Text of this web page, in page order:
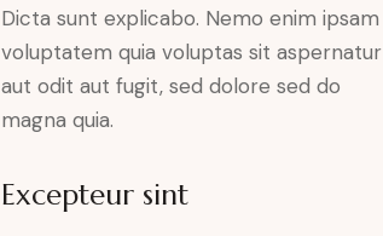
Dicta sunt explicabo. Nemo enim ipsam
voluptatem quia voluptas sit aspernatur
aut odit aut fugit, sed dolore sed do
magna quia.
Excepteur sint